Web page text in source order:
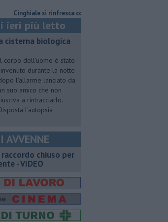
si rinfresca con un bagno in mare
ieri più letto
cisterna biologica
corpo dell'uomo è stato
durante la notte
l'allarme lanciato da
suo amico che non
a rintracciarlo.
l'autopsia
AVVENNE
chiuso per
- VIDEO